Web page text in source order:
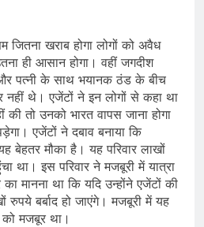
जितना खराब होगा लोगों को अवैध
ही आसान होगा। वहीं जगदीश
पत्नी के साथ भयानक ठंड के बीच
नहीं थे। एजेंटों ने इन लोगों से कहा था
की तो उनको भारत वापस जाना होगा
एजेंटों ने दबाव बनाया कि
बेहतर मौका है। यह परिवार लाखों
था। इस परिवार ने मजबूरी में यात्रा
मानना था कि यदि उन्होंने एजेंटों की
रुपये बर्बाद हो जाएंगे। मजबूरी में यह
मजबूर था।